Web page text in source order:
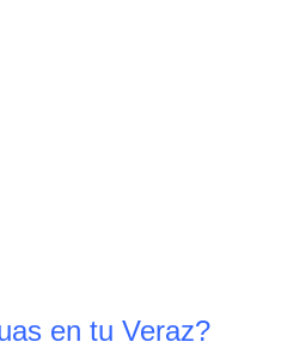
en tu Veraz?